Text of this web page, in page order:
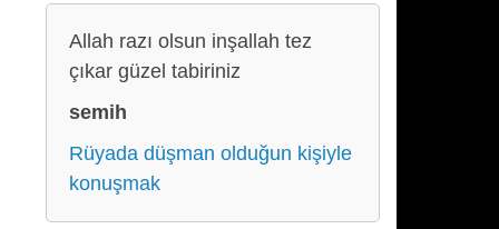
Allah razı olsun inşallah tez
çıkar güzel tabiriniz
semih
Rüyada düşman olduğun kişiyle
konuşmak